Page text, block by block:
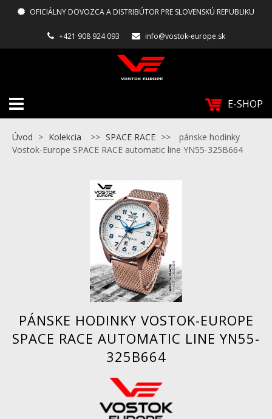
OFICIÁLNY DOVOZCA A DISTRIBÚTOR PRE SLOVENSKÚ REPUBLIKU
+421 908 924 093 info@vostok-europe.sk
E-SHOP
Úvod > Kolekcia >> SPACE RACE >>
pánske hodinky
Vostok-Europe SPACE RACE automatic line YN55-325B664
PÁNSKE HODINKY VOSTOK-EUROPE
SPACE RACE AUTOMATIC LINE YN55-
325B664